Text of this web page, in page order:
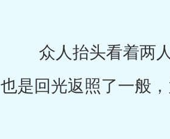
众人抬头看着两人
也是回光返照了一般